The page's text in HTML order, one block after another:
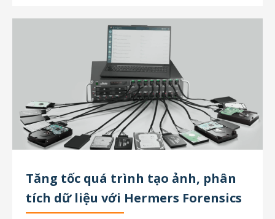
Tăng tốc quá trình tạo ảnh, phân
tích dữ liệu với Hermers Forensics